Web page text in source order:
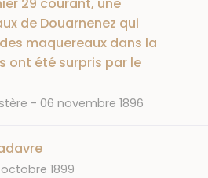
de Douarnenez qui
maquereaux dans la
ont été surpris par le
DATE
06 novembre 1896
octobre 1899